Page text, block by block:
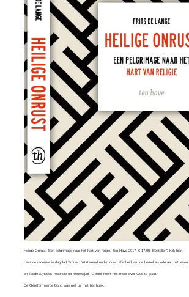
Heilige Onrust. Een pelgrimage naar het hart van religie. Ten Have 2017, € 17.90. Bestellen?Klik hier
Leesde recensie in dagblad Trouw: ‘uitstekend onderbouwd afscheid van de hemel als ode aan het leven’
enTaede Smedes’ recensieop nieuwwij.nl: ‘Geloof hoeft niet meer over God te gaan.’
De Gereformeerde Bond wasniet blij met het boek.